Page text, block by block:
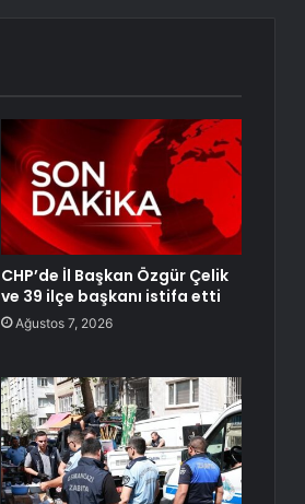
CHP’de İl Başkan Özgür Çelik
ve 39 ilçe başkanı istifa etti
Ağustos 7, 2026